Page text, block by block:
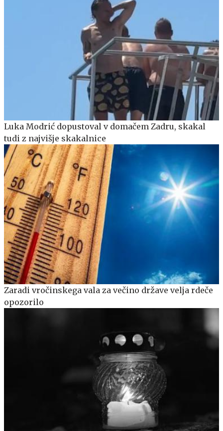
Luka Modrić dopustoval v domačem Zadru, skakal
tudi z najvišje skakalnice
Zaradi vročinskega vala za večino države velja rdeče
opozorilo